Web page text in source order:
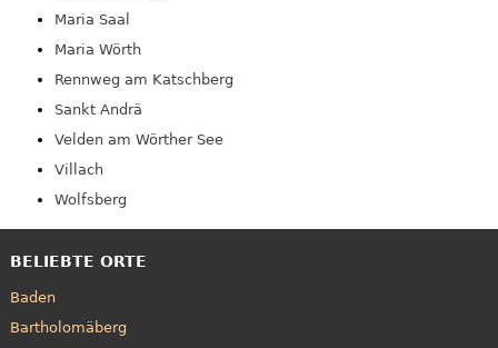
Maria Saal
Maria Wörth
Rennweg am Katschberg
Sankt Andrä
Velden am Wörther See
Villach
Wolfsberg
BELIEBTE ORTE
Baden
Bartholomäberg